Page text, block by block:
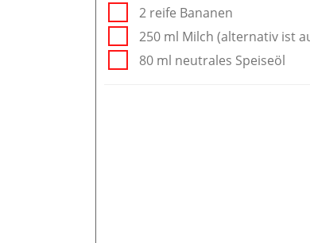
2 reife Bananen
250 ml Milch (alternativ ist
80 ml neutrales Speiseöl